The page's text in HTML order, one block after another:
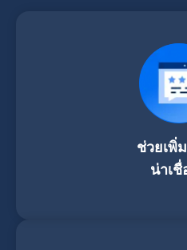
ช่วยเพิ่
น่าเชื่